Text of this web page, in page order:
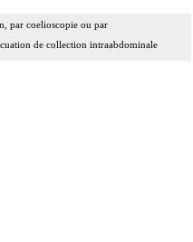
par coelioscopie ou par
de collection intraabdominale
la pose de drain.
par abord direct incluent l'évacuation de